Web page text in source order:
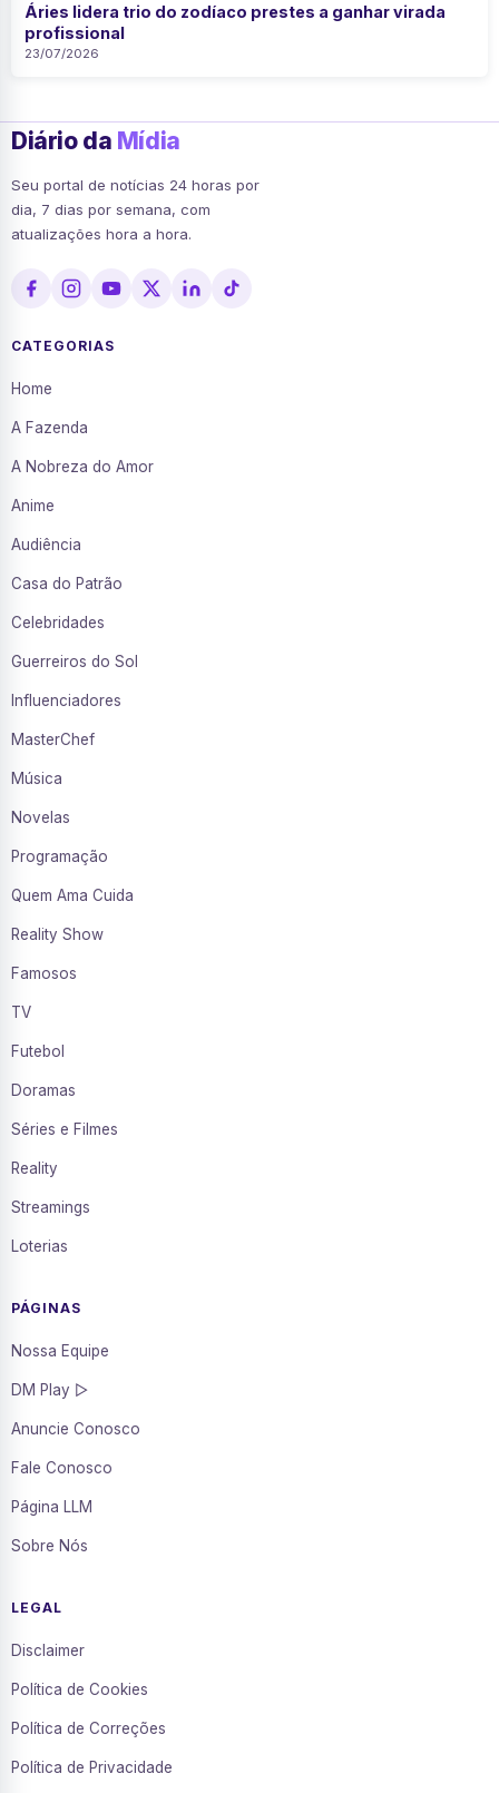
Áries lidera trio do zodíaco prestes a ganhar virada
profissional
23/07/2026
Diário da Mídia
Seu portal de notícias 24 horas por
dia, 7 dias por semana, com
atualizações hora a hora.
CATEGORIAS
Home
A Fazenda
A Nobreza do Amor
Anime
Audiência
Casa do Patrão
Celebridades
Guerreiros do Sol
Influenciadores
MasterChef
Música
Novelas
Programação
Quem Ama Cuida
Reality Show
Famosos
TV
Futebol
Doramas
Séries e Filmes
Reality
Streamings
Loterias
PÁGINAS
Nossa Equipe
DM Play ▷
Anuncie Conosco
Fale Conosco
Página LLM
Sobre Nós
LEGAL
Disclaimer
Política de Cookies
Política de Correções
Política de Privacidade